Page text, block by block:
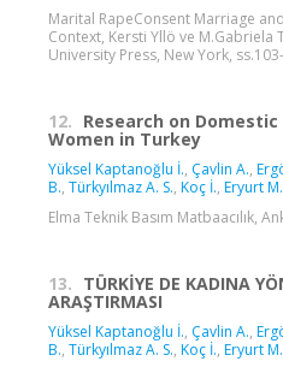
Marital RapeConsent Marriage
Context, Kersti Yllö ve
University Press, New York,
12. Research on
Women in Turkey
Yüksel Kaptanoğlu İ., Çavlin A.,
B., Türkyılmaz A. S., Koç İ., Eryurt
Elma Teknik Basım Matbaacılık,
13. TÜRKİYE DE KADINA
ARAŞTIRMASI
Yüksel Kaptanoğlu İ., Çavlin A.,
B., Türkyılmaz A. S., Koç İ., Eryurt